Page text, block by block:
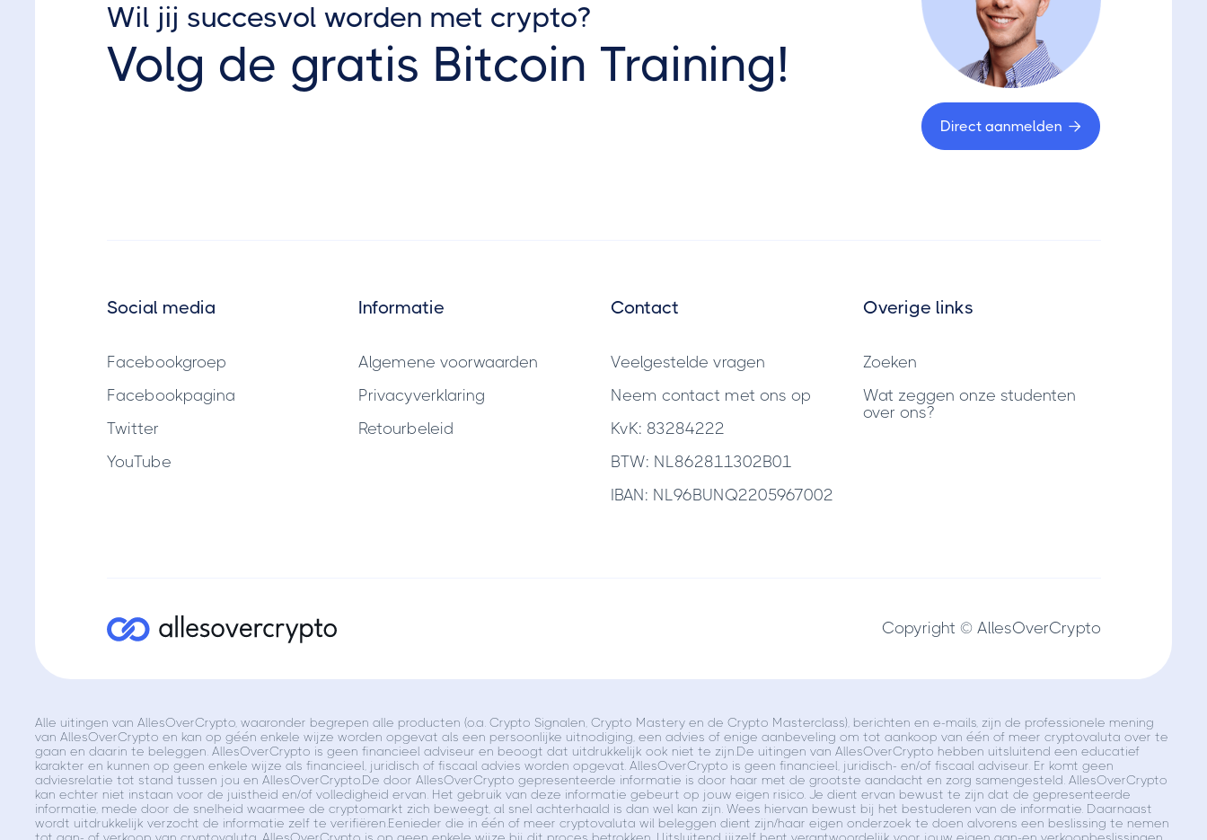
Wil jij succesvol worden met crypto?
Volg de gratis Bitcoin Training!
Direct aanmelden 
Social media
Facebookgroep
Facebookpagina
Twitter
YouTube
Informatie
Algemene voorwaarden
Privacyverklaring
Retourbeleid
Contact
Veelgestelde vragen
Neem contact met ons op
KvK: 83284222
BTW: NL862811302B01
IBAN: NL96BUNQ2205967002
Overige links
Zoeken
Wat zeggen onze studenten
over ons?
Copyright © AllesOverCrypto
Alle uitingen van AllesOverCrypto, waaronder begrepen alle producten (o.a. Crypto Signalen, Crypto Mastery en de Crypto Masterclass), berichten en e-mails, zijn de professionele mening
van AllesOverCrypto en kan op géén enkele wijze worden opgevat als een persoonlijke uitnodiging, een advies of enige aanbeveling om tot aankoop van één of meer cryptovaluta over te
gaan en daarin te beleggen. AllesOverCrypto is geen financieel adviseur en beoogt dat uitdrukkelijk ook niet te zijn.De uitingen van AllesOverCrypto hebben uitsluitend een educatief
karakter en kunnen op geen enkele wijze als financieel, juridisch of fiscaal advies worden opgevat. AllesOverCrypto is geen financieel, juridisch- en/of fiscaal adviseur. Er komt geen
adviesrelatie tot stand tussen jou en AllesOverCrypto.De door AllesOverCrypto gepresenteerde informatie is door haar met de grootste aandacht en zorg samengesteld. AllesOverCrypto
kan echter niet instaan voor de juistheid en/of volledigheid ervan. Het gebruik van deze informatie gebeurt op jouw eigen risico. Je dient ervan bewust te zijn dat de gepresenteerde
informatie, mede door de snelheid waarmee de cryptomarkt zich beweegt, al snel achterhaald is dan wel kan zijn. Wees hiervan bewust bij het bestuderen van de informatie. Daarnaast
wordt uitdrukkelijk verzocht de informatie zelf te verifiëren.Eenieder die in één of meer cryptovaluta wil beleggen dient zijn/haar eigen onderzoek te doen alvorens een beslissing te nemen
tot aan- of verkoop van cryptovaluta. AllesOverCrypto is op geen enkele wijze bij dit proces betrokken. Uitsluitend jijzelf bent verantwoordelijk voor jouw eigen aan-en verkoopbeslissingen.